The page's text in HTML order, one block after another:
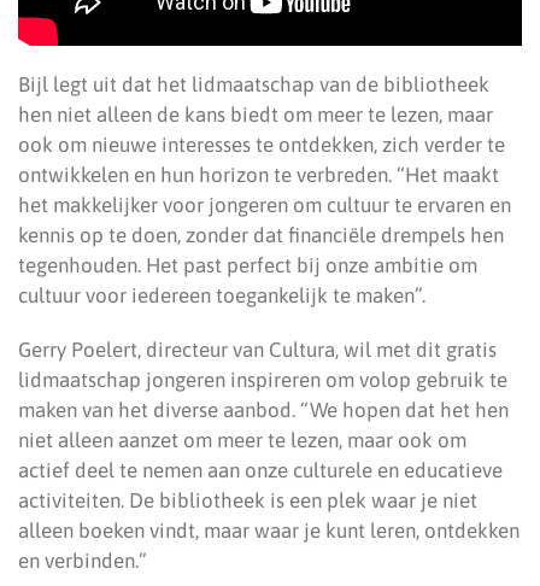
Bijl legt uit dat het lidmaatschap van de bibliotheek
hen niet alleen de kans biedt om meer te lezen, maar
ook om nieuwe interesses te ontdekken, zich verder te
ontwikkelen en hun horizon te verbreden. “Het maakt
het makkelijker voor jongeren om cultuur te ervaren en
kennis op te doen, zonder dat financiële drempels hen
tegenhouden. Het past perfect bij onze ambitie om
cultuur voor iedereen toegankelijk te maken”.
Gerry Poelert, directeur van Cultura, wil met dit gratis
lidmaatschap jongeren inspireren om volop gebruik te
maken van het diverse aanbod. “We hopen dat het hen
niet alleen aanzet om meer te lezen, maar ook om
actief deel te nemen aan onze culturele en educatieve
activiteiten. De bibliotheek is een plek waar je niet
alleen boeken vindt, maar waar je kunt leren, ontdekken
en verbinden.”